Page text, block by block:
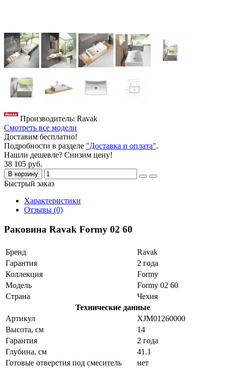
Производитель: Ravak
Смотреть все модели
Доставим бесплатно!
Подробности в разделе "Доставка и оплата".
Нашли дешевле? Снизим цену!
38 105 руб.
В корзину
Быстрый заказ
Характеристики
Отзывы (0)
Раковина Ravak Formy 02 60
Бренд
Ravak
Гарантия
2 года
Коллекция
Formy
Модель
Formy 02 60
Страна
Чехия
Технические данные
Артикул
XJM01260000
Высота, см
14
Гарантия
2 года
Глубина, см
41.1
Готовые отверстия под смеситель
нет